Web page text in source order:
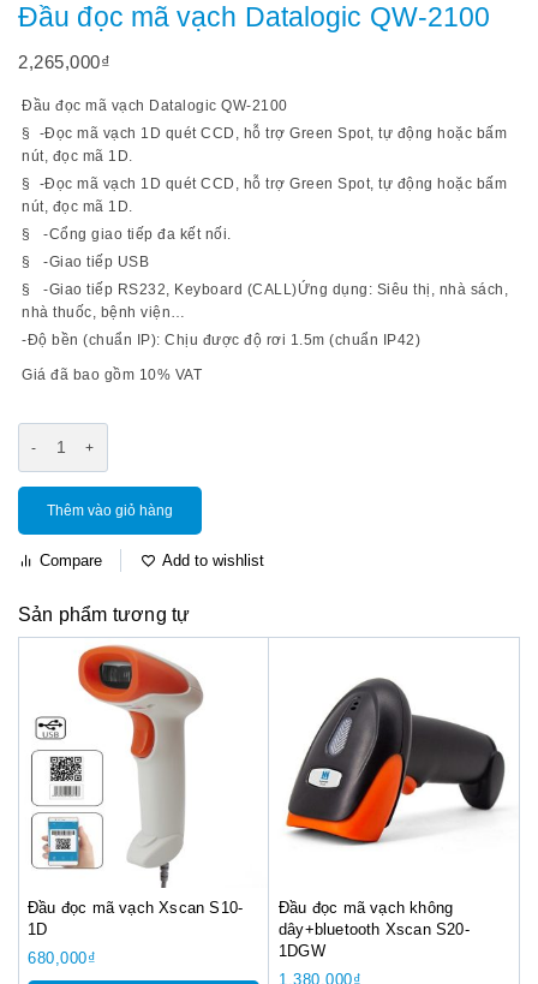
Đầu đọc mã vạch Datalogic QW-2100
2,265,000₫
Đầu đọc mã vạch Datalogic QW-2100
§ -Đọc mã vạch 1D quét CCD, hỗ trợ Green Spot, tự động hoặc bấm
nút, đọc mã 1D.
§ -Đọc mã vạch 1D quét CCD, hỗ trợ Green Spot, tự động hoặc bấm
nút, đọc mã 1D.
§ -Cổng giao tiếp đa kết nối.
§ -Giao tiếp USB
§ -Giao tiếp RS232, Keyboard (CALL)Ứng dụng: Siêu thị, nhà sách,
nhà thuốc, bệnh viện…
-Độ bền (chuẩn IP): Chịu được độ rơi 1.5m (chuẩn IP42)
Giá đã bao gồm 10% VAT
Thêm vào giỏ hàng
Compare Add to wishlist
Sản phẩm tương tự
Đầu đọc mã vạch Xscan S10-
1D
680,000₫
Đầu đọc mã vạch không
dây+bluetooth Xscan S20-
1DGW
1,380,000₫